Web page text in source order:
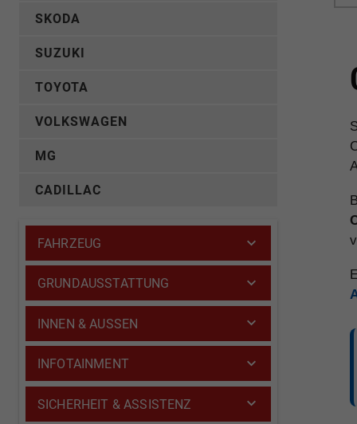
SKODA
SUZUKI
TOYOTA
VOLKSWAGEN
MG
CADILLAC
FAHRZEUG
GRUNDAUSSTATTUNG
INNEN & AUSSEN
INFOTAINMENT
SICHERHEIT & ASSISTENZ